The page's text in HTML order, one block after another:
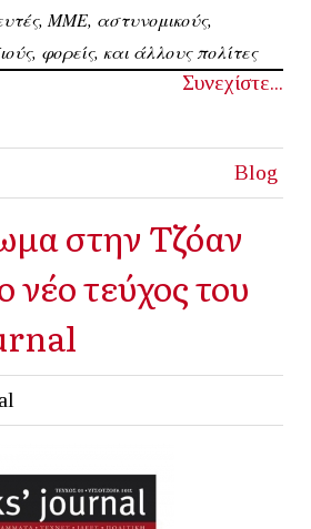
ΜΜΕ, αστυνομικούς,
φορείς, και άλλους πολίτες
Συνεχίστε...
Blog
στην Τζόαν
νέο τεύχος του